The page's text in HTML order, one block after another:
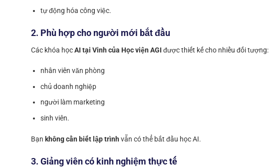
tự động hóa công việc.
2. Phù hợp cho người mới bắt đầu
Các khóa họcAI tại Vinh của Học viện AGI được thiết kế cho nhiều đối tượng:
nhân viên văn phòng
chủ doanh nghiệp
người làm marketing
sinh viên.
Bạn không cần biết lập trình vẫn có thể bắt đầu học AI.
3. Giảng viên có kinh nghiệm thực tế